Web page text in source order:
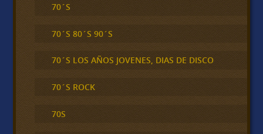
70´S
70´S 80´S 90´S
70´S LOS AÑOS JOVENES, DIAS DE DISCO
70´S ROCK
70S